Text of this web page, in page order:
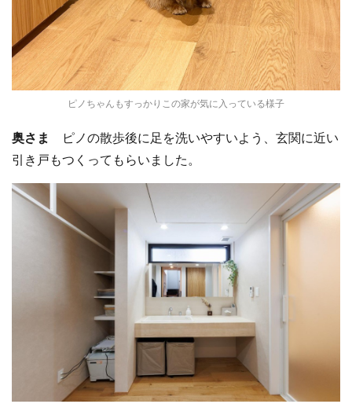
ピノちゃんもすっかりこの家が気に入っている様子
奥さま
ピノの散歩後に足を洗いやすいよう、玄関に近い
引き戸もつくってもらいました。